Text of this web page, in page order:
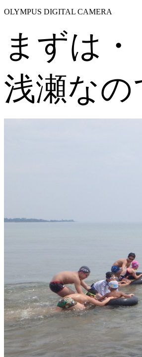
OLYMPUS DIGITAL CAMERA
まずは
浅瀬な